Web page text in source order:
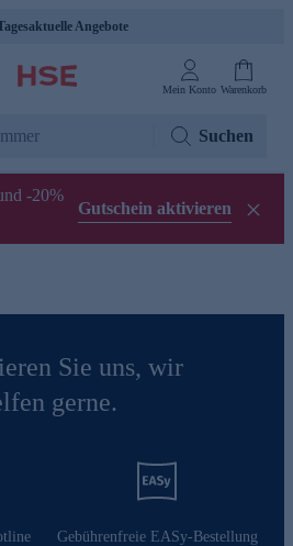
Angebote
Mein Konto Warenkorb
Suchen
-20%
Gutschein aktivieren
Sie uns, wir
gerne.
Gebührenfreie EASy-Bestellung